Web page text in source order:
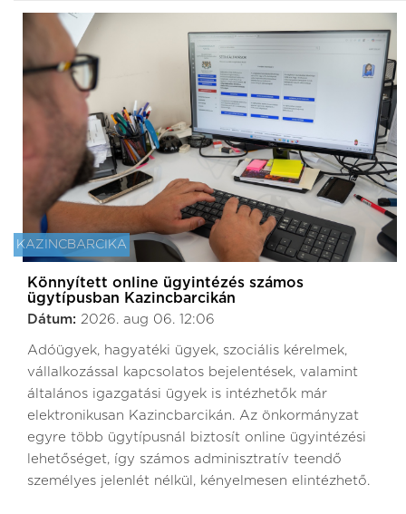
KAZINCBARCIKA
Könnyített online ügyintézés számos
ügytípusban Kazincbarcikán
Dátum: 2026. aug 06. 12:06
Adóügyek, hagyatéki ügyek, szociális kérelmek,
vállalkozással kapcsolatos bejelentések, valamint
általános igazgatási ügyek is intézhetők már
elektronikusan Kazincbarcikán. Az önkormányzat
egyre több ügytípusnál biztosít online ügyintézési
lehetőséget, így számos adminisztratív teendő
személyes jelenlét nélkül, kényelmesen elintézhető.